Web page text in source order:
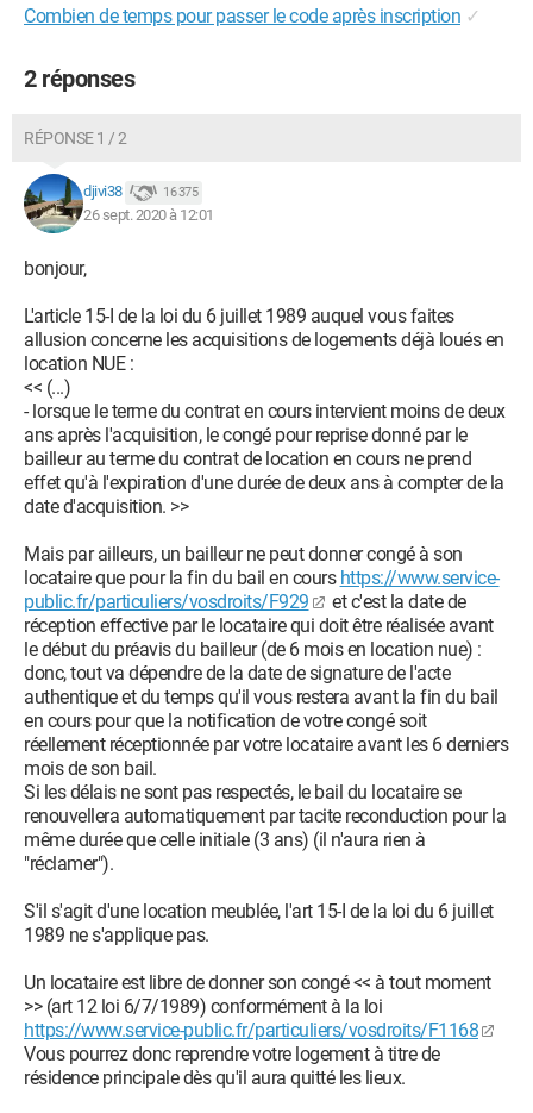
Combien de temps pour passer le code après inscription ✓
2 réponses
RÉPONSE 1 / 2
djivi38 16 375
26 sept. 2020 à 12:01
bonjour,
L'article 15-I de la loi du 6 juillet 1989 auquel vous faites
allusion concerne les acquisitions de logements déjà loués en
location NUE :
<< (...)
- lorsque le terme du contrat en cours intervient moins de deux
ans après l'acquisition, le congé pour reprise donné par le
bailleur au terme du contrat de location en cours ne prend
effet qu'à l'expiration d'une durée de deux ans à compter de la
date d'acquisition. >>
Mais par ailleurs, un bailleur ne peut donner congé à son
locataire que pour la fin du bail en cours https://www.service-
public.fr/particuliers/vosdroits/F929
et c'est la date de
réception effective par le locataire qui doit être réalisée avant
le début du préavis du bailleur (de 6 mois en location nue) :
donc, tout va dépendre de la date de signature de l'acte
authentique et du temps qu'il vous restera avant la fin du bail
en cours pour que la notification de votre congé soit
réellement réceptionnée par votre locataire avant les 6 derniers
mois de son bail.
Si les délais ne sont pas respectés, le bail du locataire se
renouvellera automatiquement par tacite reconduction pour la
même durée que celle initiale (3 ans) (il n'aura rien à
"réclamer").
S'il s'agit d'une location meublée, l'art 15-I de la loi du 6 juillet
1989 ne s'applique pas.
Un locataire est libre de donner son congé << à tout moment
>> (art 12 loi 6/7/1989) conformément à la loi
https://www.service-public.fr/particuliers/vosdroits/F1168
Vous pourrez donc reprendre votre logement à titre de
résidence principale dès qu'il aura quitté les lieux.